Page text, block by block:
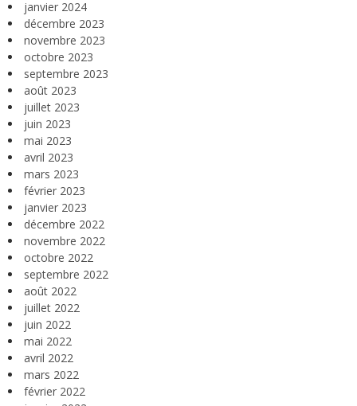
janvier 2024
décembre 2023
novembre 2023
octobre 2023
septembre 2023
août 2023
juillet 2023
juin 2023
mai 2023
avril 2023
mars 2023
février 2023
janvier 2023
décembre 2022
novembre 2022
octobre 2022
septembre 2022
août 2022
juillet 2022
juin 2022
mai 2022
avril 2022
mars 2022
février 2022